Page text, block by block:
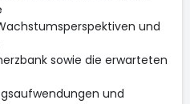
und
sowie die erwarteten
und